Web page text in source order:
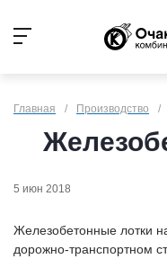
Главная / Производство /
5 июн 2018
Железобетонные лотки
дорожно-транспортном